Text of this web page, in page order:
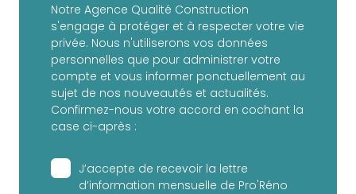
Notre Agence Qualité Construction
s'engage à protéger et à respecter votre vie
privée. Nous n'utiliserons vos données
personnelles que pour administrer votre
compte et vous informer ponctuellement au
sujet de nos nouveautés et actualités.
Confirmez-nous votre accord en cochant la
case ci-après :
J’accepte de recevoir la lettre
d’information mensuelle de Pro'Réno